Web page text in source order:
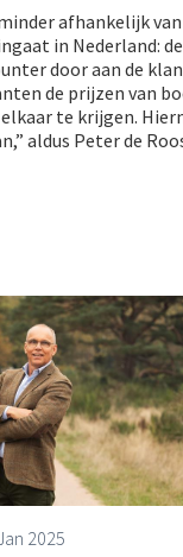
afhankelijk
in Nederland:
door aan de
de prijzen van
te krijgen.
aldus Peter de
2025